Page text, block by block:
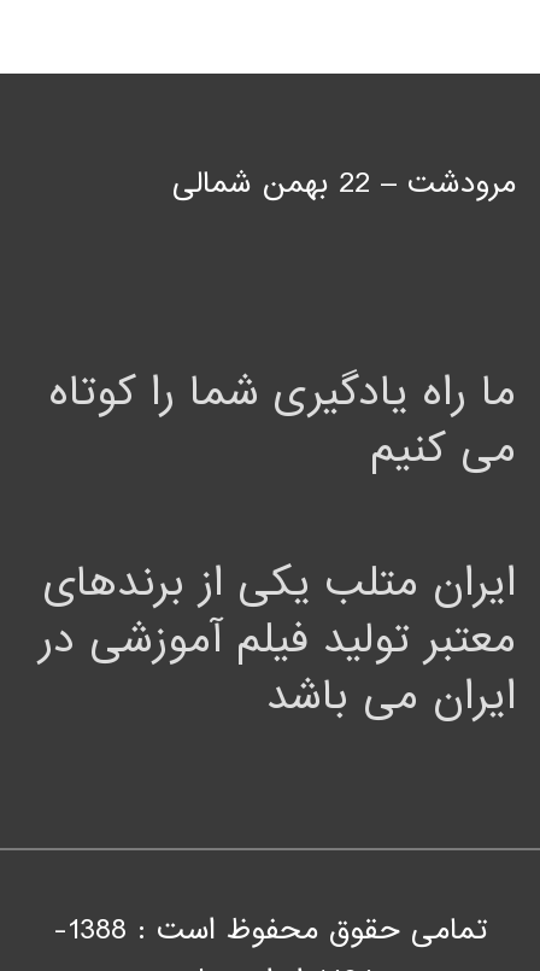
مرودشت – 22 بهمن شمالی
ما راه یادگیری شما را کوتاه
می کنیم
ایران متلب یکی از برندهای
معتبر تولید فیلم آموزشی در
ایران می باشد
تمامی حقوق محفوظ است : 1388-